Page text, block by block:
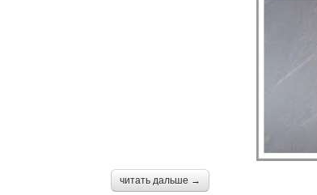
читать дальше →